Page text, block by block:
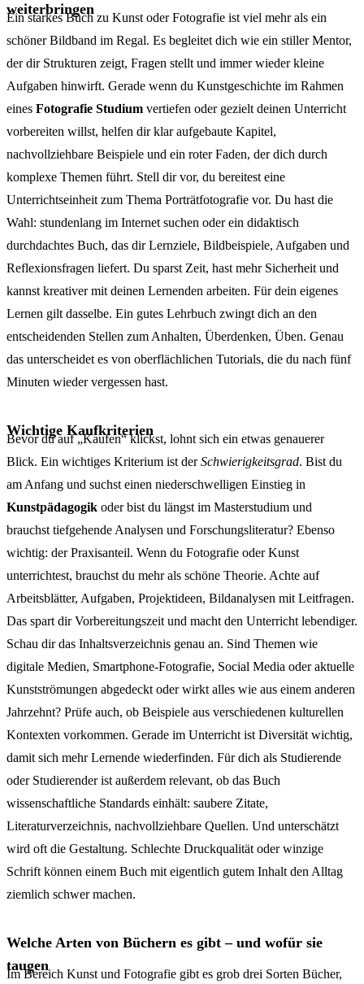
weiterbringen
Ein starkes Buch zu Kunst oder Fotografie ist viel mehr als ein
schöner Bildband im Regal. Es begleitet dich wie ein stiller Mentor,
der dir Strukturen zeigt, Fragen stellt und immer wieder kleine
Aufgaben hinwirft. Gerade wenn du Kunstgeschichte im Rahmen
eines Fotografie Studium vertiefen oder gezielt deinen Unterricht
vorbereiten willst, helfen dir klar aufgebaute Kapitel,
nachvollziehbare Beispiele und ein roter Faden, der dich durch
komplexe Themen führt. Stell dir vor, du bereitest eine
Unterrichtseinheit zum Thema Porträtfotografie vor. Du hast die
Wahl: stundenlang im Internet suchen oder ein didaktisch
durchdachtes Buch, das dir Lernziele, Bildbeispiele, Aufgaben und
Reflexionsfragen liefert. Du sparst Zeit, hast mehr Sicherheit und
kannst kreativer mit deinen Lernenden arbeiten. Für dein eigenes
Lernen gilt dasselbe. Ein gutes Lehrbuch zwingt dich an den
entscheidenden Stellen zum Anhalten, Überdenken, Üben. Genau
das unterscheidet es von oberflächlichen Tutorials, die du nach fünf
Minuten wieder vergessen hast.
Wichtige Kaufkriterien
Bevor du auf „Kaufen“ klickst, lohnt sich ein etwas genauerer
Blick. Ein wichtiges Kriterium ist derSchwierigkeitsgrad. Bist du
am Anfang und suchst einen niederschwelligen Einstieg in
Kunstpädagogik oder bist du längst im Masterstudium und
brauchst tiefgehende Analysen und Forschungsliteratur? Ebenso
wichtig: der Praxisanteil. Wenn du Fotografie oder Kunst
unterrichtest, brauchst du mehr als schöne Theorie. Achte auf
Arbeitsblätter, Aufgaben, Projektideen, Bildanalysen mit Leitfragen.
Das spart dir Vorbereitungszeit und macht den Unterricht lebendiger.
Schau dir das Inhaltsverzeichnis genau an. Sind Themen wie
digitale Medien, Smartphone-Fotografie, Social Media oder aktuelle
Kunstströmungen abgedeckt oder wirkt alles wie aus einem anderen
Jahrzehnt? Prüfe auch, ob Beispiele aus verschiedenen kulturellen
Kontexten vorkommen. Gerade im Unterricht ist Diversität wichtig,
damit sich mehr Lernende wiederfinden. Für dich als Studierende
oder Studierender ist außerdem relevant, ob das Buch
wissenschaftliche Standards einhält: saubere Zitate,
Literaturverzeichnis, nachvollziehbare Quellen. Und unterschätzt
wird oft die Gestaltung. Schlechte Druckqualität oder winzige
Schrift können einem Buch mit eigentlich gutem Inhalt den Alltag
ziemlich schwer machen.
Welche Arten von Büchern es gibt – und wofür sie
taugen
Im Bereich Kunst und Fotografie gibt es grob drei Sorten Bücher,